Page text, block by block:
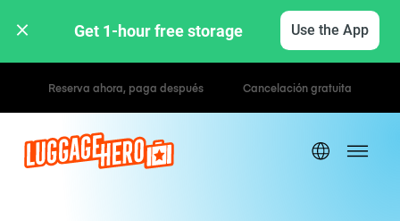
Get 1-hour free storage Use the App
Tarifas por hora / día